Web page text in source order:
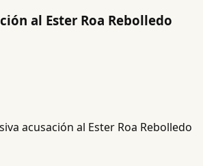
al Ester Roa Rebolledo